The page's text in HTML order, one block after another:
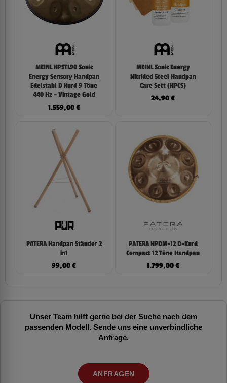
MEINL HPSTL90 Sonic
Energy Sensory Handpan
Edelstahl D Kurd 9 Töne
440 Hz – Vintage Gold
1.559,00€
MEINL Sonic Energy
Nitrided Steel Handpan
Care Sett (HPCS)
24,90€
PATERA Handpan Ständer 2
in1
99,00€
PATERA HPDM-12 D-Kurd
Compact 12 Töne Handpan
1.799,00€
Unser Team hilft gerne bei der Suche nach dem
passenden Modell. Sende uns eine unverbindliche
Anfrage.
ANFRAGEN